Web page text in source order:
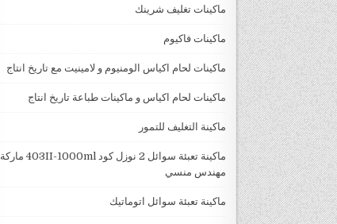
ماكينات تغليف شرينك
ماكينات فاكيوم
ماكينات لحام اكياس الومنيوم و لامينيت مع تاريخ انتاج
ماكينات لحام اكياس و ماكينات طباعة تاريخ انتاج
ماكينة التغليف للتمور
ماكينة تعبئة سوائل 2 نوزل كود 403II-1000ml ماركة
مهندس منسي
ماكينة تعبئة سوائل اتوماتيك